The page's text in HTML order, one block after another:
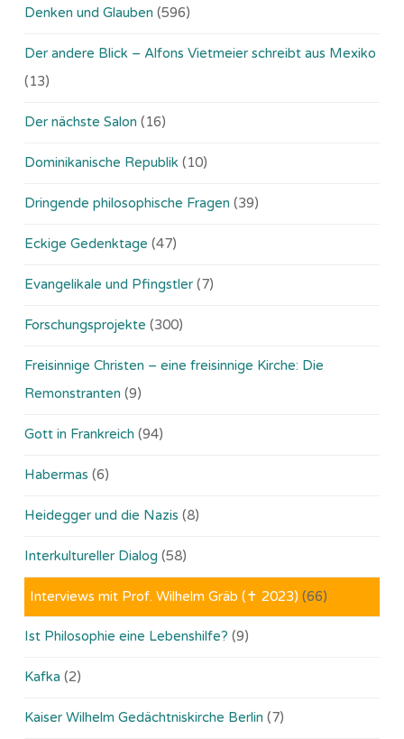
Denken und Glauben (596)
Der andere Blick – Alfons Vietmeier schreibt aus Mexiko
(13)
Der nächste Salon (16)
Dominikanische Republik (10)
Dringende philosophische Fragen (39)
Eckige Gedenktage (47)
Evangelikale und Pfingstler (7)
Forschungsprojekte (300)
Freisinnige Christen – eine freisinnige Kirche: Die
Remonstranten (9)
Gott in Frankreich (94)
Habermas (6)
Heidegger und die Nazis (8)
Interkultureller Dialog (58)
Interviews mit Prof. Wilhelm Gräb (✝ 2023) (66)
Ist Philosophie eine Lebenshilfe? (9)
Kafka (2)
Kaiser Wilhelm Gedächtniskirche Berlin (7)